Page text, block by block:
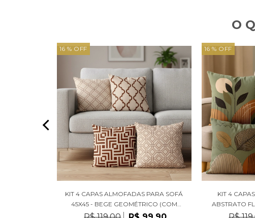
O
16 % OFF
KIT 4 CAPAS ALMOFADAS PARA SOFÁ
45X45 - BEGE GEOMÉTRICO (COM
ENCHIMENTOS)
16 % OFF
KIT 4
ABSTRATO